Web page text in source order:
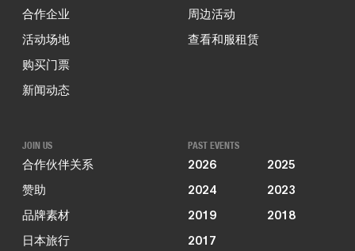
合作企业
活动场地
购买门票
新闻动态
周边活动
查看和服租赁
JOIN US
合作伙伴关系
赞助
品牌素材
日本旅行
PAST EVENTS
2026
2025
2024
2023
2019
2018
2017